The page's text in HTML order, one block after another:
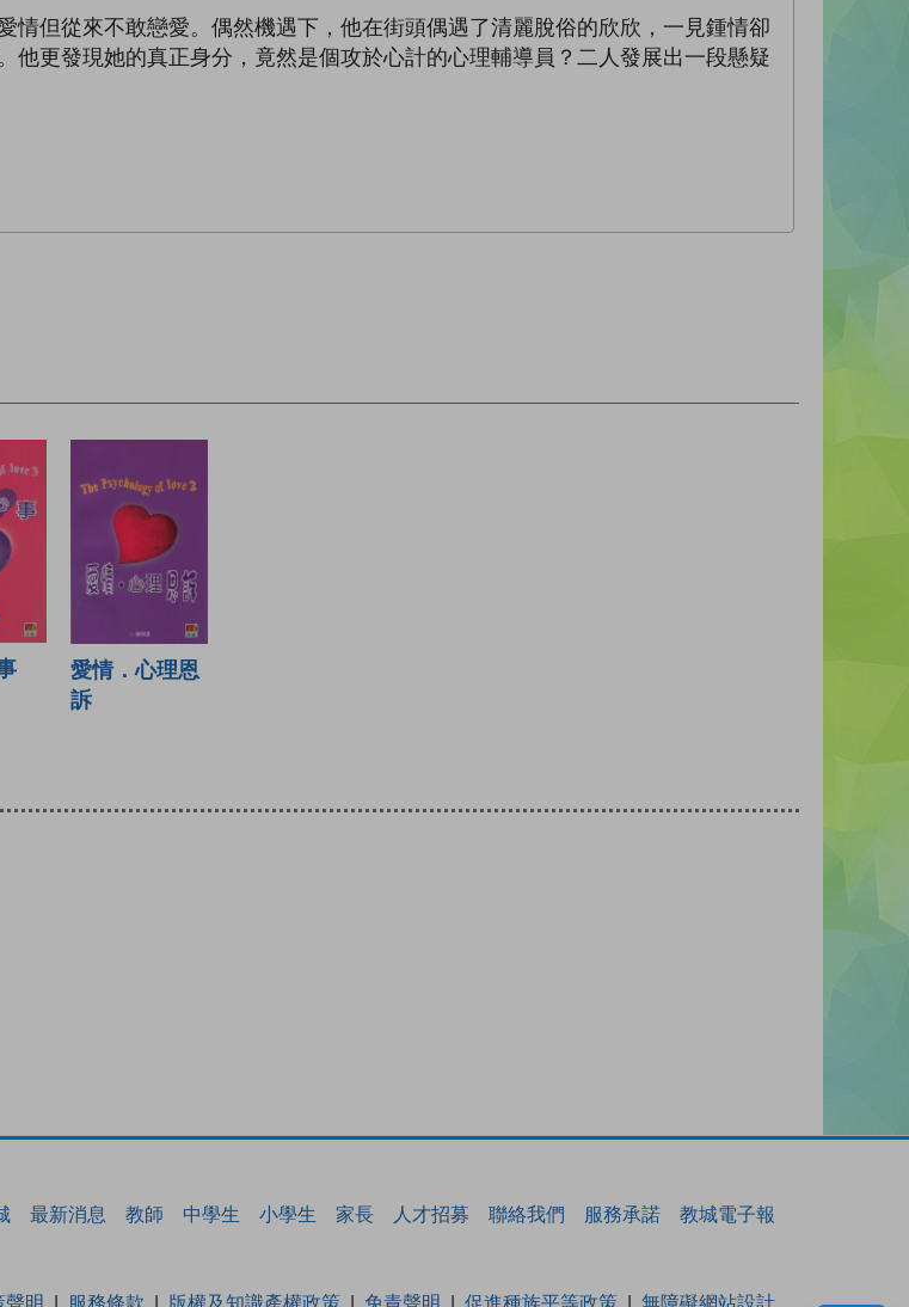
但從來不敢戀愛。偶然機遇下，他在街頭偶遇了清麗脫俗的欣欣，一見鍾情卻
更發現她的真正身分，竟然是個攻於心計的心理輔導員？二人發展出一段懸疑
愛情．心理恩
訴
最新消息 教師 中學生 小學生 家長 人才招募 聯絡我們 服務承諾 教城電子報
明 服務條款 版權及知識產權政策 免責聲明 促進種族平等政策 無障礙網站設計